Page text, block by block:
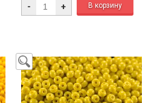
- +